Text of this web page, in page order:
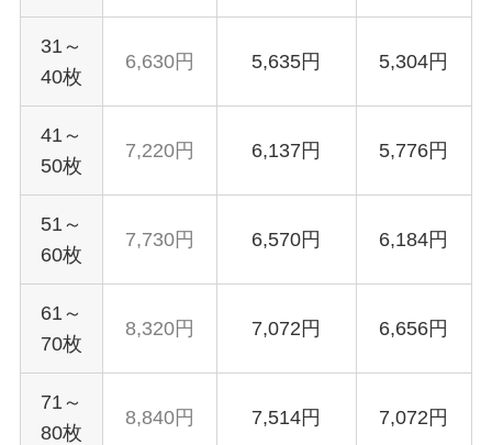
31～
40枚
6,630円 5,635円 5,304円
41～
50枚
7,220円 6,137円 5,776円
51～
60枚
7,730円 6,570円 6,184円
61～
70枚
8,320円 7,072円 6,656円
71～
80枚
8,840円 7,514円 7,072円